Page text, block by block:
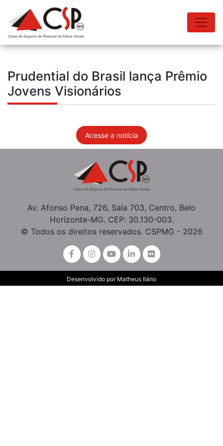
Prudential do Brasil lança Prêmio
Jovens Visionários
Acesse a notícia
Av. Afonso Pena, 726, Sala 703, Centro, Belo
Horizonte-MG. CEP: 30.130-003.
© Todos os direitos reservados. CSPMG - 2026
Desenvolvido por Matheus Ilário